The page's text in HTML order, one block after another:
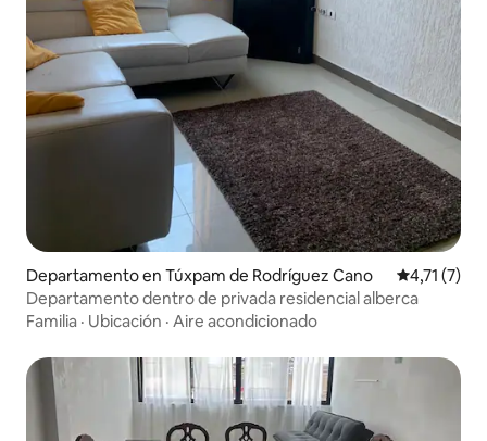
Departamento en Túxpam de Rodríguez Cano Calificación
4,71 (7)
Departamento dentro de privada residencial alberca
Familia · Ubicación · Aire acondicionado